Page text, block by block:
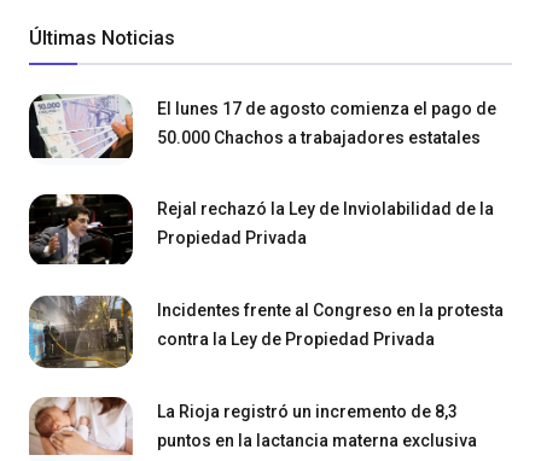
Últimas Noticias
El lunes 17 de agosto comienza el pago de
50.000 Chachos a trabajadores estatales
Rejal rechazó la Ley de Inviolabilidad de la
Propiedad Privada
Incidentes frente al Congreso en la protesta
contra la Ley de Propiedad Privada
La Rioja registró un incremento de 8,3
puntos en la lactancia materna exclusiva